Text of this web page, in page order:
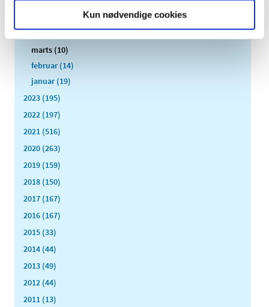
Kun nødvendige cookies
juni (15)
marts (10)
februar (14)
januar (19)
2023 (195)
2022 (197)
2021 (516)
2020 (263)
2019 (159)
2018 (150)
2017 (167)
2016 (167)
2015 (33)
2014 (44)
2013 (49)
2012 (44)
2011 (13)